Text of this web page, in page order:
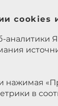
cookies
нажимая
в